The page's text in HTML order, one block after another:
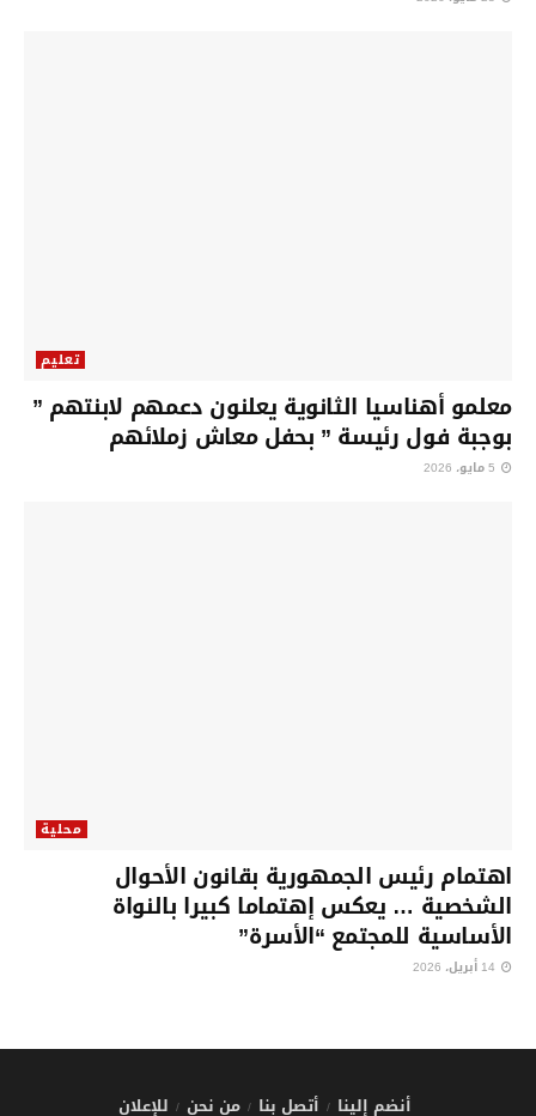
تعليم
معلمو أهناسيا الثانوية يعلنون دعمهم لابنتهم ”
بوجبة فول رئيسة ” بحفل معاش زملائهم
محلية
اهتمام رئيس الجمهورية بقانون الأحوال
الشخصية … يعكس إهتماما كبيرا بالنواة
الأساسية للمجتمع “الأسرة”
أنضم إلينا أتصل بنا من نحن للإعلان